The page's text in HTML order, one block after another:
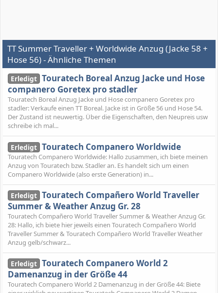
TT Summer Traveller + Worldwide Anzug (Jacke 58 +
Hose 56) - Ähnliche Themen
Erledigt Touratech Boreal Anzug Jacke und Hose
companero Goretex pro stadler
Touratech Boreal Anzug Jacke und Hose companero Goretex pro
stadler: Verkaufe einen TT Boreal. Jacke ist in Größe 56 und Hose 54.
Der Zustand ist neuwertig. Über die Eigenschaften, den Neupreis usw
schreibe ich mal...
Erledigt Touratech Companero Worldwide
Touratech Companero Worldwide: Hallo zusammen, ich biete meinen
Anzug von Touratech bzw. Stadler an. Es handelt sich um einen
Companero Worldwide (also erste Generation) in...
Erledigt Touratech Compañero World Traveller
Summer & Weather Anzug Gr. 28
Touratech Compañero World Traveller Summer & Weather Anzug Gr.
28: Hallo, ich biete hier jeweils einen Touratech Compañero World
Traveller Summer & Touratech Compañero World Traveller Weather
Anzug gelb/schwarz...
Erledigt Touratech Companero World 2
Damenanzug in der Größe 44
Touratech Companero World 2 Damenanzug in der Größe 44: Biete